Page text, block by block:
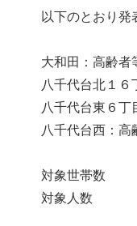
以下のとおり発
大和田：高齢者
八千代台北１
八千代台東６
八千代台西：
対象世帯数
対象人数